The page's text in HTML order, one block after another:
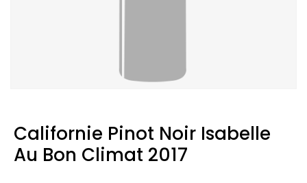
Californie Pinot Noir Isabelle
Au Bon Climat 2017